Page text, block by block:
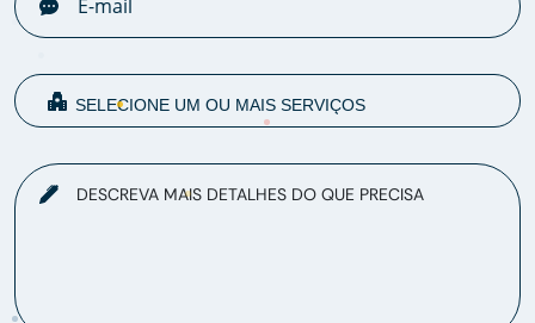
DESCREVA MAIS DETALHES DO QUE PRECISA